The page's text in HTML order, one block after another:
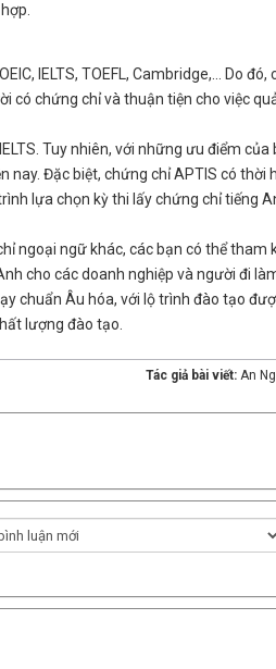
IELTS, TOEFL, Cambridge,... Do đó,
có chứng chỉ và thuận tiện cho việc
Tuy nhiên, với những ưu điểm của
nay. Đặc biệt, chứng chỉ APTIS có thời
lựa chọn kỳ thi lấy chứng chỉ tiếng
ngoại ngữ khác, các bạn có thể tham
cho các doanh nghiệp và người đi
chuẩn Âu hóa, với lộ trình đào tạo
lượng đào tạo.
Tác giả bài viết: An